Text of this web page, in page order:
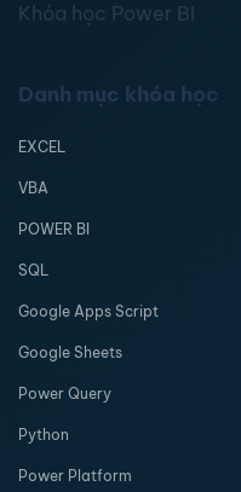
Khóa học Power BI
Danh mục khóa học
EXCEL
VBA
POWER BI
SQL
Google Apps Script
Google Sheets
Power Query
Python
Power Platform